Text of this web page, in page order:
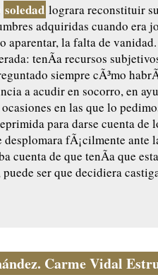
soledad lograra reconstituir
adquiridas cuando era
aparentar, la falta de
tenÃ­a recursos
siempre cÃ³mo
a acudir en socorro, en
en las que lo
para darse cuenta de
desplomara fÃ¡cilmente ante
cuenta de que tenÃ­a que
ser que decidiera
Carme Vidal